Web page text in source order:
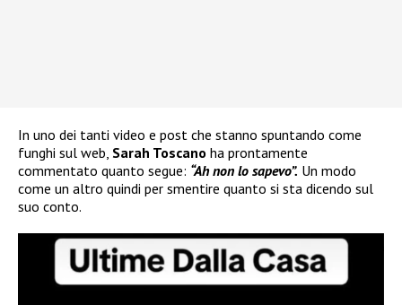
In uno dei tanti video e post che stanno spuntando come
funghi sul web, Sarah Toscano ha prontamente
commentato quanto segue: “Ah non lo sapevo”. Un modo
come un altro quindi per smentire quanto si sta dicendo sul
suo conto.